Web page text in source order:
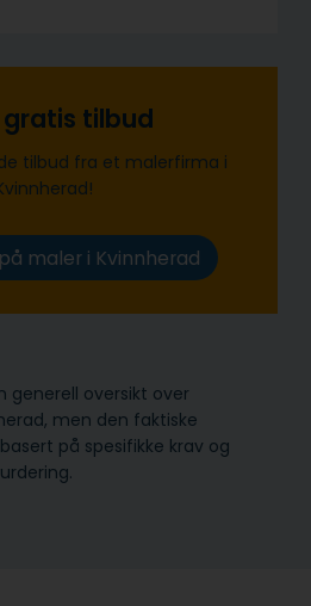
gratis tilbud
tilbud fra et malerfirma i
maler i Kvinnherad
generell oversikt over
men den faktiske
på spesifikke krav og